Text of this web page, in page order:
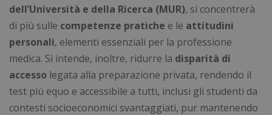
dell’Università e della Ricerca (MUR), si concentrerà
di più sulle competenze pratiche e le attitudini
personali, elementi essenziali per la professione
medica. Si intende, inoltre, ridurre la disparità di
accesso legata alla preparazione privata, rendendo il
test più equo e accessibile a tutti, inclusi gli studenti da
contesti socioeconomici svantaggiati, pur mantenendo